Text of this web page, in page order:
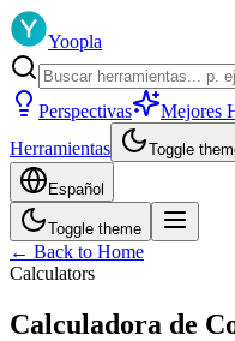
Yoopla
Perspectivas Mejores
Herramientas
Toggle
Español
Toggle theme
← Back to Home
Calculators
Calculadora de